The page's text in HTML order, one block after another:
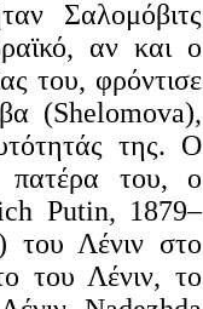
Σαλομόβιτς
αν και ο
του, φρόντισε
(Shelomova),
της. Ο
πατέρα του, ο
Putin, 1879–
του Λένιν στο
του Λένιν, το